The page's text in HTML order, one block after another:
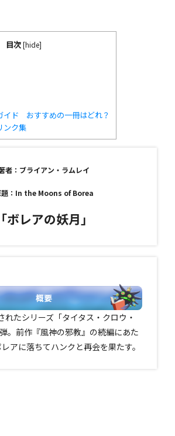
目次[hide]
イド おすすめの一冊はどれ？
ンク集
者：ブライアン・ラムレイ
題：In the Moons of Borea
「ボレアの妖月」
概要
れたシリーズ「タイタス・クロウ・
。前作『風神の邪教』の続編にあた
アに落ちてハンクと再会を果たす。